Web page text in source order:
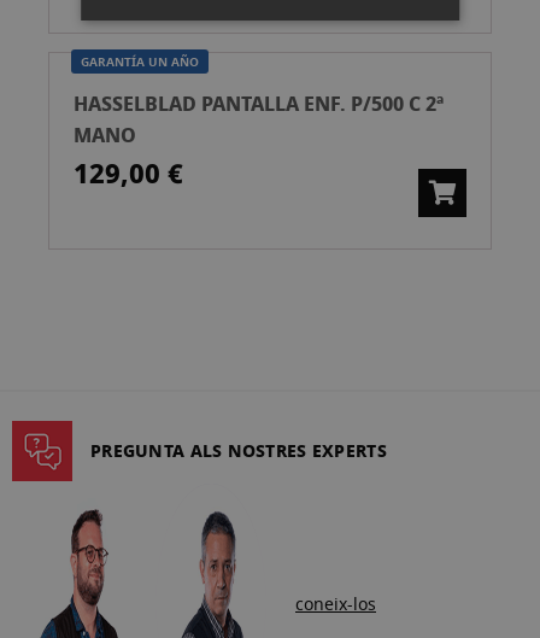
GARANTÍA UN AÑO
HASSELBLAD PANTALLA ENF. P/500 C 2ª
MANO
129,00 €
PREGUNTA ALS NOSTRES EXPERTS
coneix-los